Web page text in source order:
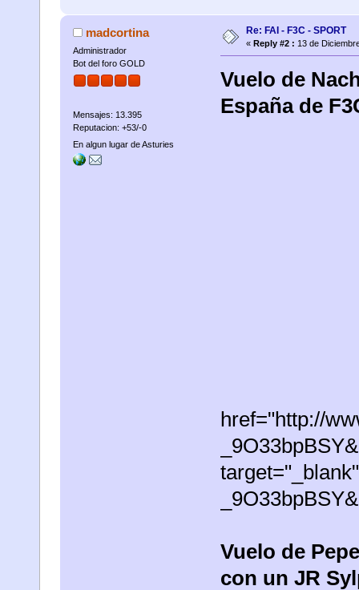
madcortina
Administrador
Bot del foro GOLD
Mensajes: 13.395
Reputacion: +53/-0
En algun lugar de Asturies
Re: FAI - F3C - SPORT
« Reply #2 : 13 de
Vuelo de
España de
href="http://
Vuelo de
con un JR